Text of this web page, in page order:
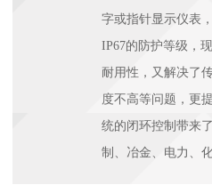
字或指针显示仪表
IP67的防护等级，
耐用性，又解决了
度不高等问题，更
统的闭环控制带来
制、冶金、电力、